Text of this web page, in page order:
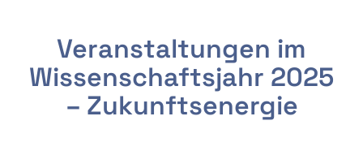
Veranstaltungen im
Wissenschaftsjahr 2025
– Zukunftsenergie